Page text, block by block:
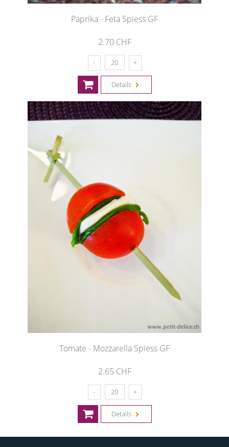
Paprika - Feta Spiess GF
2.70 CHF
Details
Tomate - Mozzarella Spiess GF
2.65 CHF
Details